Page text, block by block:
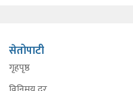
सेतोपाटी
गृहपृष्ठ